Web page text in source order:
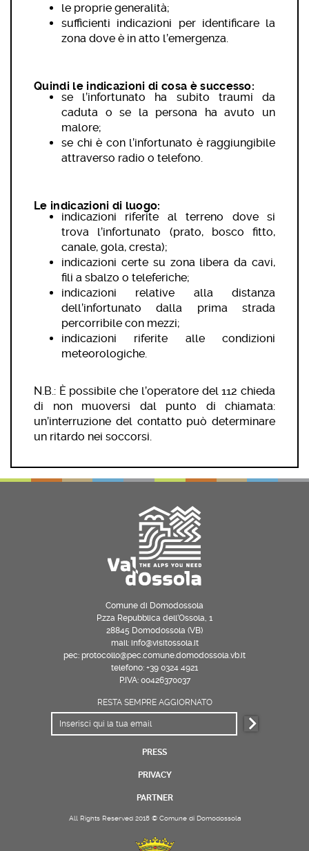
le proprie generalità;
sufficienti indicazioni per identificare la
zona dove è in atto l’emergenza.
Quindi le indicazioni di cosa è successo:
se l’infortunato ha subito traumi da
caduta o se la persona ha avuto un
malore;
se chi è con l’infortunato è raggiungibile
attraverso radio o telefono.
Le indicazioni di luogo:
indicazioni riferite al terreno dove si
trova l’infortunato (prato, bosco fitto,
canale, gola, cresta);
indicazioni certe su zona libera da cavi,
fili a sbalzo o teleferiche;
indicazioni relative alla distanza
dell’infortunato dalla prima strada
percorribile con mezzi;
indicazioni riferite alle condizioni
meteorologiche.
N.B.: È possibile che l’operatore del 112 chieda
di non muoversi dal punto di chiamata:
un’interruzione del contatto può determinare
un ritardo nei soccorsi.
Comune di Domodossola
P.zza Repubblica dell’Ossola, 1
28845 Domodossola (VB)
mail: info@visitossola.it
pec: protocollo@pec.comune.domodossola.vb.it
telefono: +39 0324 4921
P.IVA: 00426370037
RESTA SEMPRE AGGIORNATO
PRESS
PRIVACY
PARTNER
All Rights Reserved 2018 © Comune di Domodossola